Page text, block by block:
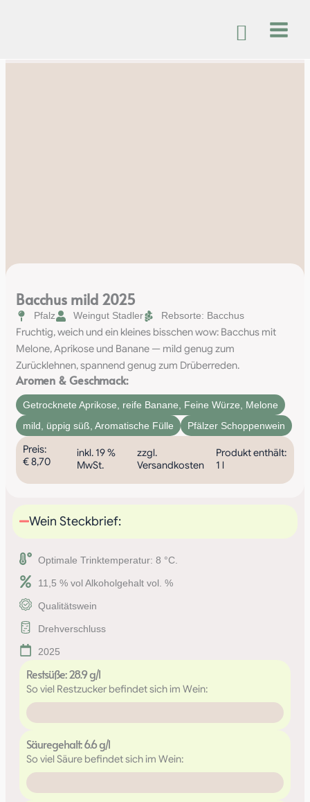
Bacchus mild 2025
Pfalz Weingut Stadler Rebsorte: Bacchus
Fruchtig, weich und ein kleines bisschen wow: Bacchus mit
Melone, Aprikose und Banane — mild genug zum
Zurücklehnen, spannend genug zum Drüberreden.
Aromen & Geschmack:
Getrocknete Aprikose, reife Banane, Feine Würze, Melone
mild, üppig süß, Aromatische Fülle Pfälzer Schoppenwein
Preis:
€8,70
inkl. 19 %
MwSt.
zzgl.
Versandkosten
Produkt enthält:
1 l
Wein Steckbrief:
Optimale Trinktemperatur: 8 °C.
11,5 % vol Alkoholgehalt vol. %
Qualitätswein
Drehverschluss
2025
Restsüße: 28.9 g/l
So viel Restzucker befindet sich im Wein:
Säuregehalt: 6.6 g/l
So viel Säure befindet sich im Wein: